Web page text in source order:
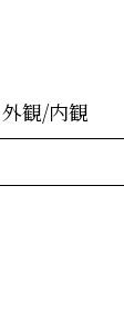
外観/内観